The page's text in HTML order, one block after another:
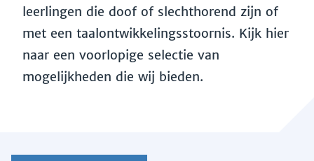
leerlingen die doof of slechthorend zijn of
met een taalontwikkelingsstoornis. Kijk hier
naar een voorlopige selectie van
mogelijkheden die wij bieden.